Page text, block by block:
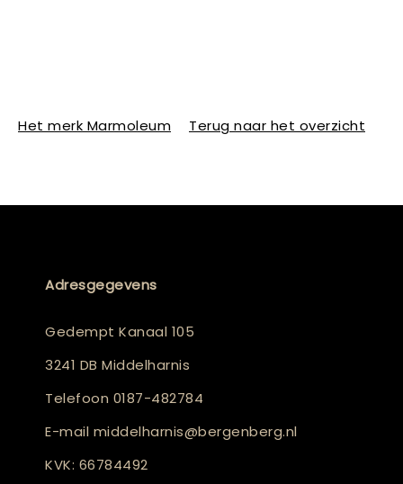
Het merk Marmoleum Terug naar het overzicht
Adresgegevens
Gedempt Kanaal 105
3241 DB Middelharnis
Telefoon 0187-482784
E-mail middelharnis@bergenberg.nl
KVK: 66784492